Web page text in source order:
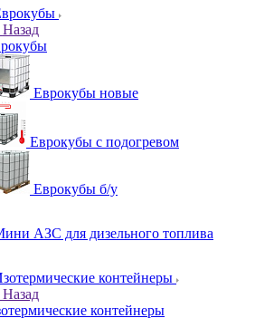
Назад
Еврокубы новые
Еврокубы с подогревом
Еврокубы б/у
АЗС для дизельного топлива
контейнеры
Назад
контейнеры